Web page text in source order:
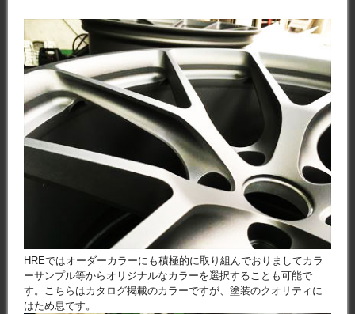
HREではオーダーカラーにも積極的に取り組んでおりましてカラ
ーサンプル等からオリジナルなカラーを選択することも可能で
す。こちらはカタログ掲載のカラーですが、塗装のクオリティに
はため息です。